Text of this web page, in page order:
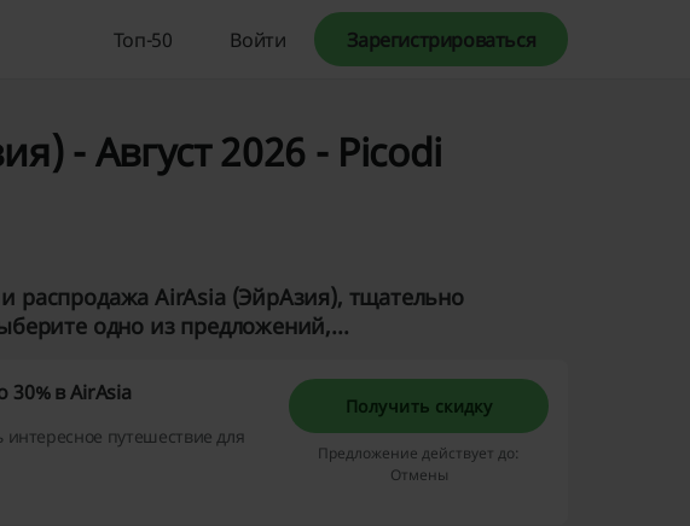
Топ-50 Войти Зарегистрироваться
- Август 2026 - Picodi
распродажа AirAsia (ЭйрАзия), тщательно
одно из предложений,...
30% в AirAsia
путешествие для
Получить скидку
Предложение действует до:
Отмены